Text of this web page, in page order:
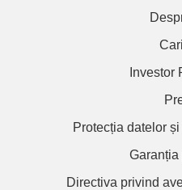
Investor
Protecția datelor
Garanția
Directiva privind